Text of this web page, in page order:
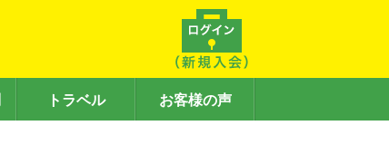
トラベル お客様の声